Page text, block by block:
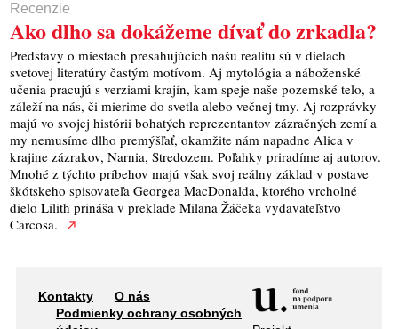
Recenzie
Ako dlho sa dokážeme dívať do zrkadla?
Predstavy o miestach presahujúcich našu realitu sú v dielach
svetovej literatúry častým motívom. Aj mytológia a náboženské
učenia pracujú s verziami krajín, kam speje naše pozemské telo, a
záleží na nás, či mierime do svetla alebo večnej tmy. Aj rozprávky
majú vo svojej histórii bohatých reprezentantov zázračných zemí a
my nemusíme dlho premýšľať, okamžite nám napadne Alica v
krajine zázrakov, Narnia, Stredozem. Poľahky priradíme aj autorov.
Mnohé z týchto príbehov majú však svoj reálny základ v postave
škótskeho spisovateľa Georgea MacDonalda, ktorého vrcholné
dielo Lilith prináša v preklade Milana Žáčeka vydavateľstvo
Carcosa.
Kontakty
O nás
Podmienky ochrany osobných